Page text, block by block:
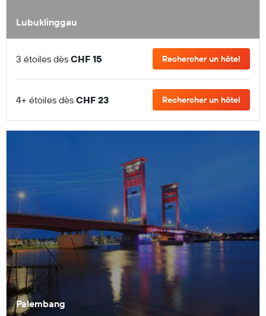
Lubuklinggau
3 étoiles dès CHF 15 Rechercher un hôtel
4+ étoiles dès CHF 23 Rechercher un hôtel
Palembang